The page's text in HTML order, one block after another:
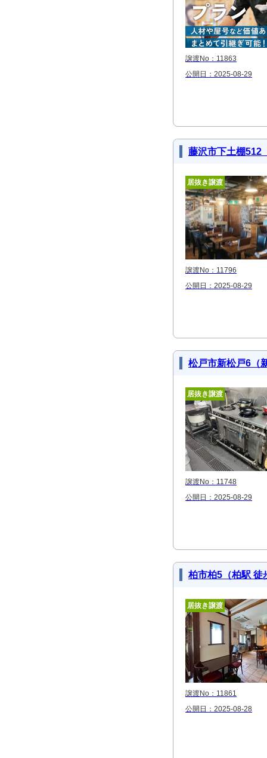
譲渡No：11863
公開日：2025-08-29
藤沢市下土棚512
居抜き譲渡
譲渡No：11796
公開日：2025-08-29
松戸市新松戸6（
居抜き譲渡
譲渡No：11748
公開日：2025-08-29
柏市柏5（柏駅 徒
居抜き譲渡
譲渡No：11861
公開日：2025-08-28